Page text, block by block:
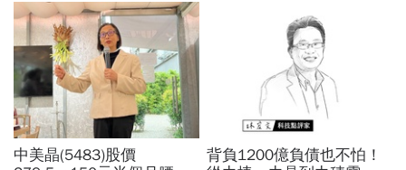
「落後群創」成最後稻草？
招教買高價股：照賺30%
中美晶(5483)股價
背負1200億負債也不怕！